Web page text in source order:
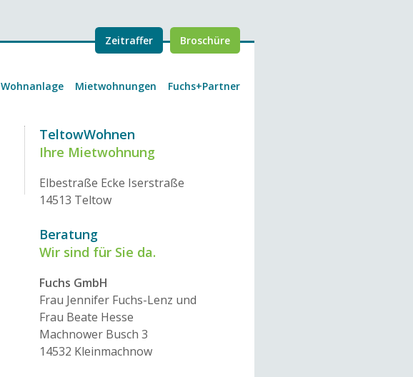
Wohnanlage Mietwohnungen Fuchs+Partner
Zeitraffer Broschüre
TeltowWohnen
Ihre Mietwohnung
Elbestraße Ecke Iserstraße
14513 Teltow
Beratung
Wir sind für Sie da.
Fuchs GmbH
Frau Jennifer Fuchs-Lenz und
Frau Beate Hesse
Machnower Busch 3
14532 Kleinmachnow